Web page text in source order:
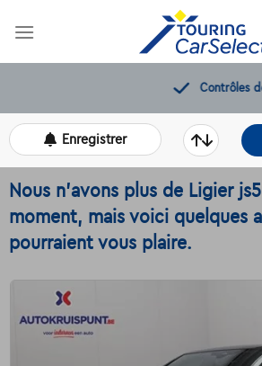
Contrôles de qualité par
Enregistrer
Nous n'avons plus de Ligier
moment, mais voici quelques
pourraient vous plaire.